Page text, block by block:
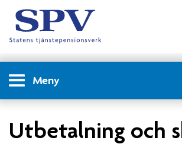
Meny
Utbetalning och